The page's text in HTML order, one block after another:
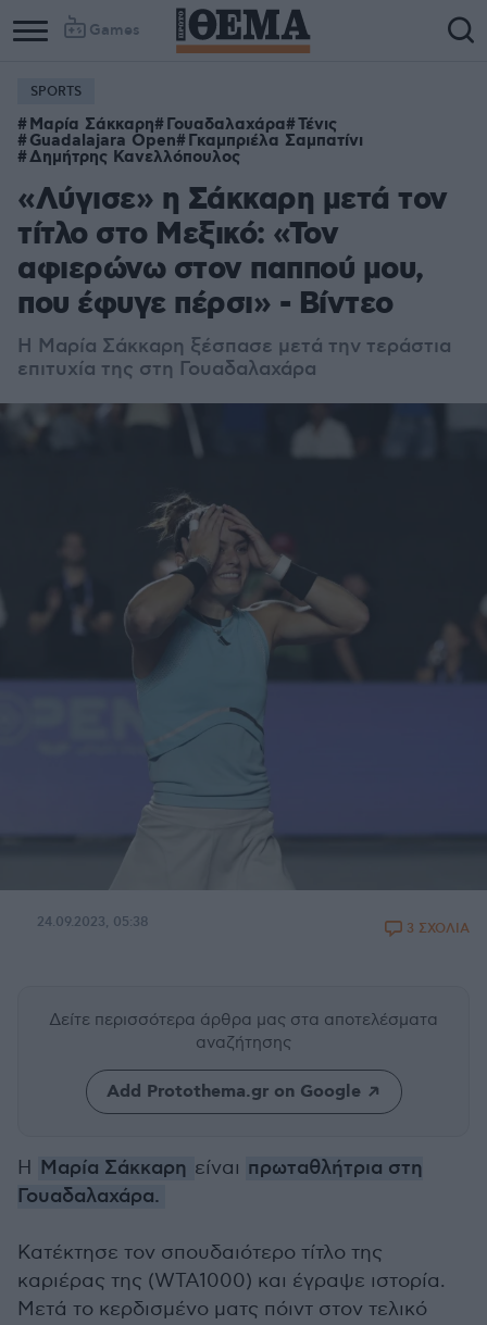
Games
SPORTS
Μαρία Σάκκαρη Γουαδαλαχάρα Τένις
Guadalajara Open Γκαμπριέλα Σαμπατίνι
Δημήτρης Κανελλόπουλος
«Λύγισε» η Σάκκαρη μετά τον
τίτλο στο Μεξικό: «Τον
αφιερώνω στον παππού μου,
που έφυγε πέρσι» - Βίντεο
Η Μαρία Σάκκαρη ξέσπασε μετά την τεράστια
επιτυχία της στη Γουαδαλαχάρα
24.09.2023, 05:38 3 ΣΧΟΛΙΑ
Δείτε περισσότερα άρθρα μας στα αποτελέσματα
αναζήτησης
Add Protothema.gr on Google
Η Μαρία Σάκκαρη είναι πρωταθλήτρια στη
Γουαδαλαχάρα.
Κατέκτησε τον σπουδαιότερο τίτλο της
καριέρας της (WTA1000) και έγραψε ιστορία.
Μετά το κερδισμένο ματς πόιντ στον τελικό